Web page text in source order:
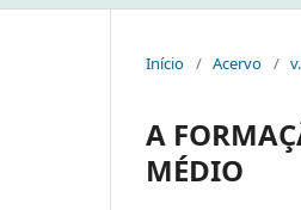
Início / Acervo /
A
MÉDIO